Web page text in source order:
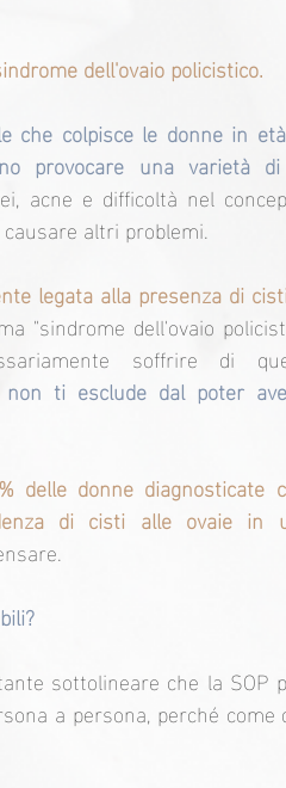
dell'ovaio policistico.
che colpisce le donne in
provocare una varietà
acne e difficoltà nel
altri problemi.
legata alla presenza di
"sindrome dell'ovaio
soffrire di
ti esclude dal poter
delle donne diagnosticate
di cisti alle ovaie in
sottolineare che la SOP
a persona, perché come